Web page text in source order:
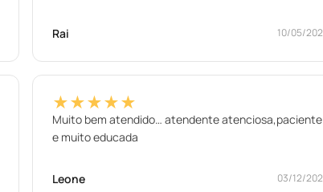
Rai 10/05/
★★★★★
Muito bem atendido… atendente atenciosa,paciente
e muito educada
Leone 03/12/